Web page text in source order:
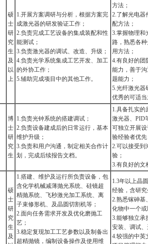
硕
士
研
究
生
及
以
上
1.开展方案调研与分析，根据方案完
成激光器的研发验证工作；
2.负责完成工艺设备的集成装配和性
能测试；
3.负责激光器的调试、改造、升级；
4.负责光学系统集成工艺开发、加工
的外协工作；
5.辅助完成项目中的其他工作。
方法；
2.了解光电器
配方法；
3.掌握物理和
路，熟悉各
用方法；
4.有良好的团
能力，善于
题能力；
5.光纤激光器
优秀的可适
博
士
研
究
生
1.负责光钟系统的搭建调试；
2.负责设备建成后的日常运行，基本
维护升级；
3.负责和用户沟通，制定相关合作计
划，完成后续报告文档。
1.具备扎实的
激光器、PID
可独立开展
验经验者优
2.可以接受到
验；
3.有良好的文
硕
士
研
究
生
及
1.搭建、维护及运行所负责设备，包
含化学机械减薄抛光系统、硅镜超
精抛系统、飞秒激光加工系统、离
子束修形机、及晶圆切割机等；
2.面向任务需求开发及优化磨抛工
艺；
3.稳定复现加工工艺参数以及制备出
超精抛镜，编制设备操作及使用维
1.3年以上晶
经验，含研
2.熟悉镓砷基
化物中一个
3.能够独立承
安装、调试
4.较强的中英